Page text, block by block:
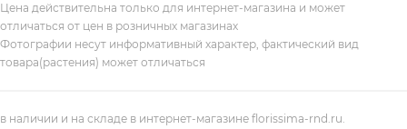
Цена действительна только для интернет-магазина и может
отличаться от цен в розничных магазинах
Фотографии несут информативный характер, фактический вид
товара(растения) может отличаться
в наличии и на складе в интернет-магазине florissima-rnd.ru.